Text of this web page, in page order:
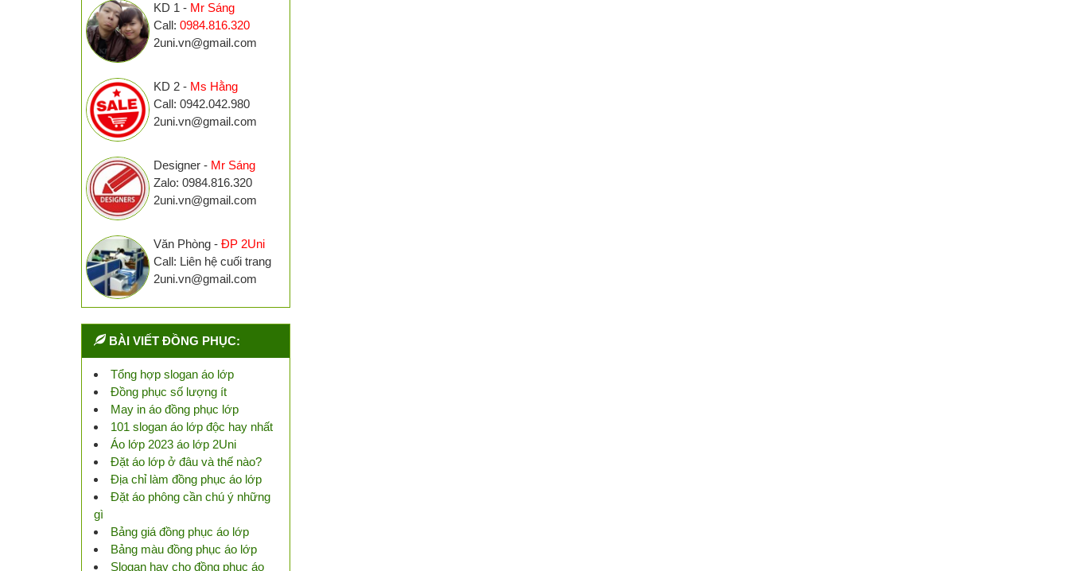
KD 1 - Mr Sáng
Call: 0984.816.320
2uni.vn@gmail.com
KD 2 - Ms Hằng
Call: 0942.042.980
2uni.vn@gmail.com
Designer - Mr Sáng
Zalo: 0984.816.320
2uni.vn@gmail.com
Văn Phòng - ĐP 2Uni
Call: Liên hệ cuối trang
2uni.vn@gmail.com
BÀI VIẾT ĐỒNG PHỤC:
Tổng hợp slogan áo lớp
Đồng phục số lượng ít
May in áo đồng phục lớp
101 slogan áo lớp độc hay nhất
Áo lớp 2023 áo lớp 2Uni
Đặt áo lớp ở đâu và thế nào?
Địa chỉ làm đồng phục áo lớp
Đặt áo phông cần chú ý những
gì
Bảng giá đồng phục áo lớp
Bảng màu đồng phục áo lớp
Slogan hay cho đồng phục áo